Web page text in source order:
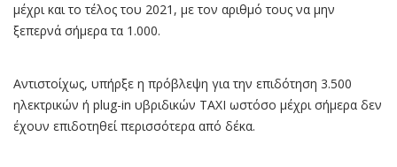
μέχρι και το τέλος του 2021, με τον αριθμό τους να μην
ξεπερνά σήμερα τα 1.000.
Αντιστοίχως, υπήρξε η πρόβλεψη για την επιδότηση 3.500
ηλεκτρικών ή plug-in υβριδικών ΤΑΧΙ ωστόσο μέχρι σήμερα δεν
έχουν επιδοτηθεί περισσότερα από δέκα.